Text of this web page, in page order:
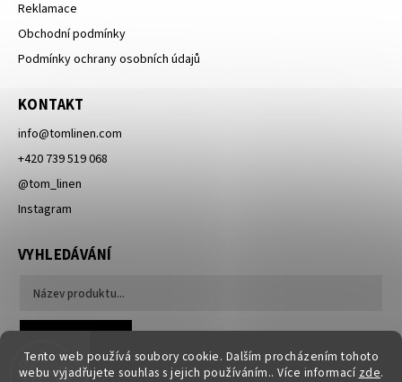
Tento web používá soubory cookie. Dalším procházením tohoto
webu vyjadřujete souhlas s jejich používáním.. Více informací zde.
Reklamace
Obchodní podmínky
Podmínky ochrany osobních údajů
KONTAKT
info@tomlinen.com
+420 739 519 068
@tom_linen
Instagram
VYHLEDÁVÁNÍ